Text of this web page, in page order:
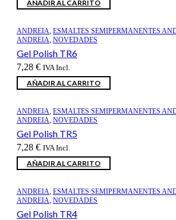
AÑADIR AL CARRITO
ANDREIA, ESMALTES SEMIPERMANENTES
ANDREIA, NOVEDADES
Gel Polish TR6
7,28 € IVA Incl.
AÑADIR AL CARRITO
ANDREIA, ESMALTES SEMIPERMANENTES
ANDREIA, NOVEDADES
Gel Polish TR5
7,28 € IVA Incl.
AÑADIR AL CARRITO
ANDREIA, ESMALTES SEMIPERMANENTES
ANDREIA, NOVEDADES
Gel Polish TR4